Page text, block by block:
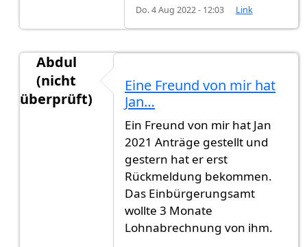
Do. 4 Aug 2022 - 12:03 Link
Abdul
(nicht
überprüft)
Eine Freund von mir hat
Jan…
Ein Freund von mir hat Jan
2021 Anträge gestellt und
gestern hat er erst
Rückmeldung bekommen.
Das Einbürgerungsamt
wollte 3 Monate
Lohnabrechnung von ihm.